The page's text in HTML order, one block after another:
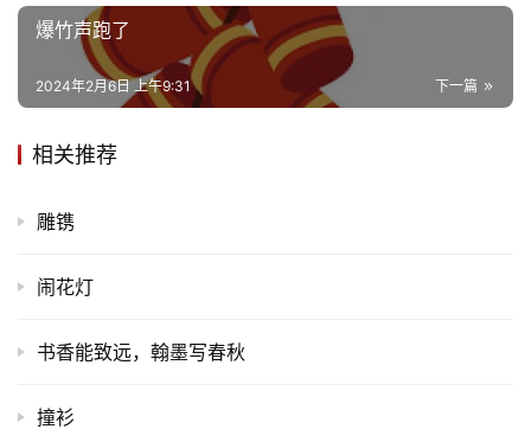
爆竹声跑了
下一篇
2024年2月6日 上午9:31
相关推荐
雕镌
闹花灯
书香能致远，翰墨写春秋
撞衫